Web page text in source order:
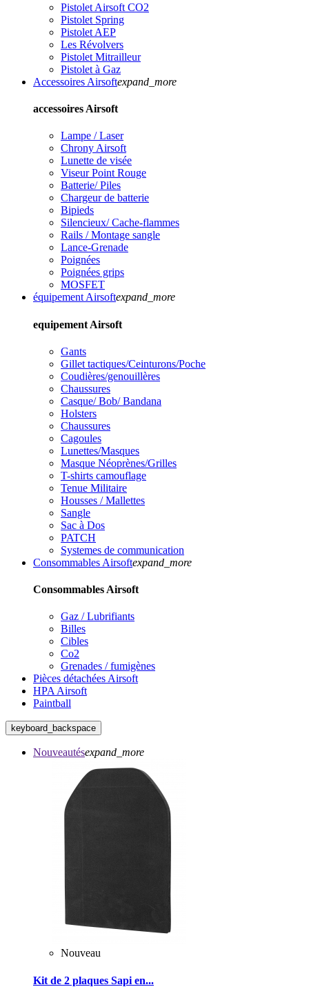
Pistolet Airsoft CO2
Pistolet Spring
Pistolet AEP
Les Révolvers
Pistolet Mitrailleur
Pistolet à Gaz
Accessoires Airsoftexpand_more
accessoires Airsoft
Lampe / Laser
Chrony Airsoft
Lunette de visée
Viseur Point Rouge
Batterie/ Piles
Chargeur de batterie
Bipieds
Silencieux/ Cache-flammes
Rails / Montage sangle
Lance-Grenade
Poignées
Poignées grips
MOSFET
équipement Airsoftexpand_more
equipement Airsoft
Gants
Gillet tactiques/Ceinturons/Poche
Coudières/genouillères
Chaussures
Casque/ Bob/ Bandana
Holsters
Chaussures
Cagoules
Lunettes/Masques
Masque Néoprènes/Grilles
T-shirts camouflage
Tenue Militaire
Housses / Mallettes
Sangle
Sac à Dos
PATCH
Systemes de communication
Consommables Airsoftexpand_more
Consommables Airsoft
Gaz / Lubrifiants
Billes
Cibles
Co2
Grenades / fumigènes
Pièces détachées Airsoft
HPA Airsoft
Paintball
keyboard_backspace
Nouveautésexpand_more
Nouveau
Kit de 2 plaques Sapi en...